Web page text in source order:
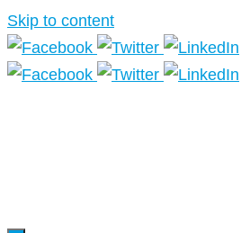
Skip to content
Más información.